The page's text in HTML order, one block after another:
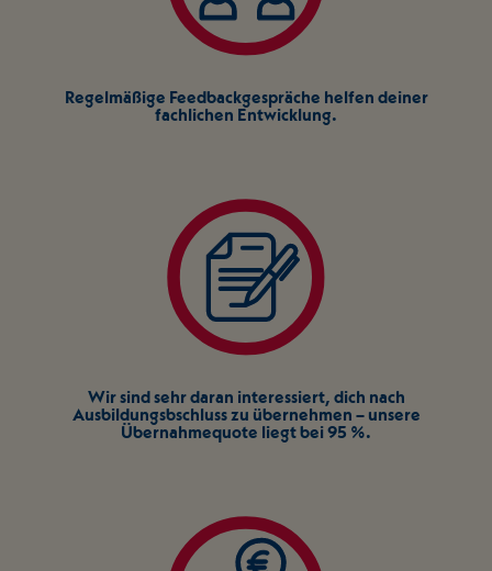
Regelmäßige Feedbackgespräche helfen deiner
fachlichen Entwicklung.
Wir sind sehr daran interessiert, dich nach
Ausbildungsbschluss zu übernehmen – unsere
Übernahmequote liegt bei 95 %.